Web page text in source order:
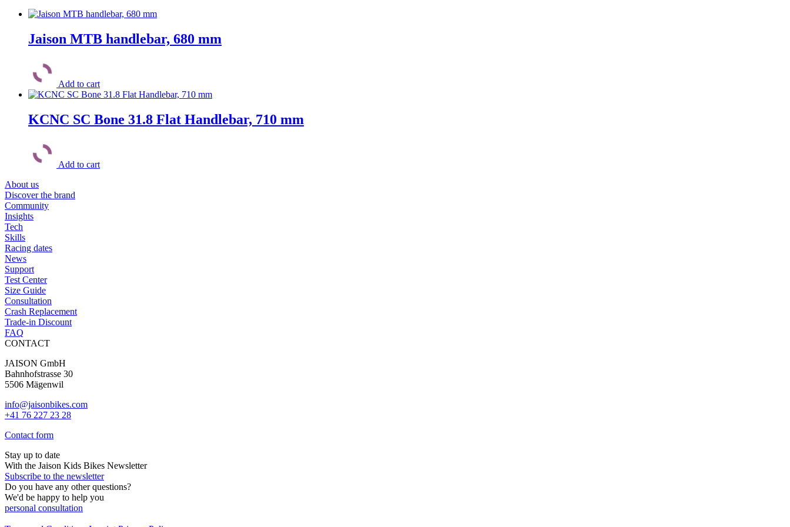
Jaison MTB handlebar, 680 mm
Add to cart
KCNC SC Bone 31.8 Flat Handlebar, 710 mm
Add to cart
About us
Discover the brand
Community
Insights
Tech
Skills
Racing dates
News
Support
Test Center
Size Guide
Consultation
Crash Replacement
Trade-in Discount
FAQ
CONTACT
JAISON GmbH
Bahnhofstrasse 30
5506 Mägenwil
info@jaisonbikes.com
+41 76 227 23 28
Contact form
Stay up to date
With the Jaison Kids Bikes Newsletter
Subscribe to the newsletter
Do you have any other questions?
We'd be happy to help you
personal consultation